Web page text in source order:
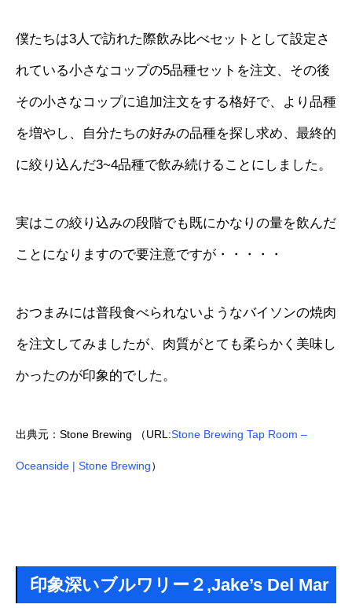
僕たちは3人で訪れた際飲み比べセットとして設定さ
れている小さなコップの5品種セットを注文、その後
その小さなコップに追加注文をする格好で、より品種
を増やし、自分たちの好みの品種を探し求め、最終的
に絞り込んだ3~4品種で飲み続けることにしました。
実はこの絞り込みの段階でも既にかなりの量を飲んだ
ことになりますので要注意ですが・・・・・
おつまみには普段食べられないようなバイソンの焼肉
を注文してみましたが、肉質がとても柔らかく美味し
かったのが印象的でした。
出典元：Stone Brewing （URL:Stone Brewing Tap Room –
Oceanside | Stone Brewing）
印象深いブルワリー２,Jake’s Del Mar